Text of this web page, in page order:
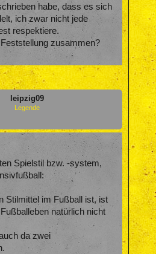
habe, dass es sich
ich zwar nicht jede
respektiere.
zusammen?
leipzig09
Legende
Spielstil bzw. -system,
Stilmittel im Fußball ist, ist
natürlich nicht
da zwei